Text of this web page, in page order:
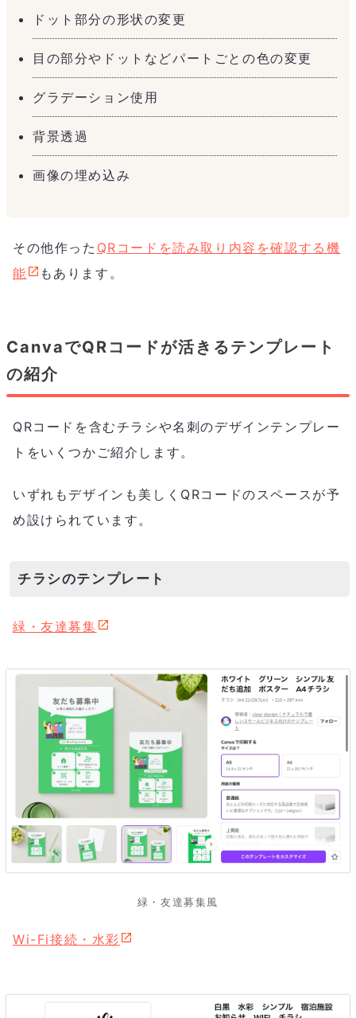
ドット部分の形状の変更
目の部分やドットなどパートごとの色の変更
グラデーション使用
背景透過
画像の埋め込み
その他作った QRコードを読み取り内容を確認する機
能
もあります。
CanvaでQRコードが活きるテンプレート
の紹介
QRコードを含むチラシや名刺のデザインテンプレー
トをいくつかご紹介します。
いずれもデザインも美しくQRコードのスペースが予
め設けられています。
チラシのテンプレート
緑・友達募集
緑・友達募集風
Wi-Fi接続・水彩